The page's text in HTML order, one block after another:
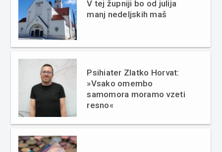
V tej župniji bo od julija
manj nedeljskih maš
Psihiater Zlatko Horvat:
»Vsako omembo
samomora moramo vzeti
resno«